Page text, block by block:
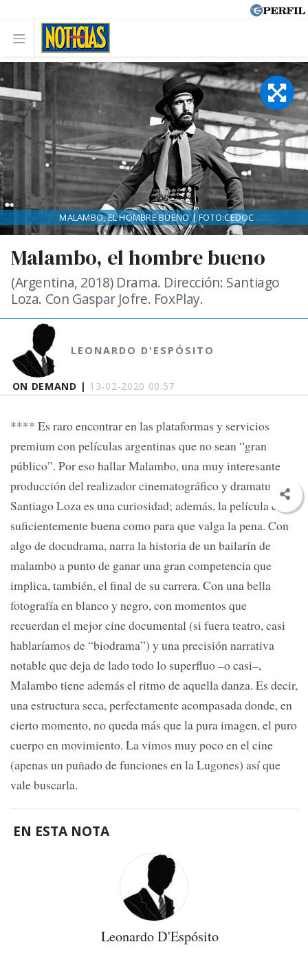
ON DEMAND | 13-02-2020 00:57
Malambo, el hombre bueno
(Argentina, 2018) Drama. Dirección: Santiago
Loza. Con Gaspar Jofre. FoxPlay.
LEONARDO D'ESPÓSITO
MALAMBO, EL HOMBRE BUENO | FOTO:CEDOC
**** Es raro encontrar en las plataformas y servicios
premium con películas argentinas que no sean “gran
público”. Por eso hallar Malambo, una muy interesante
producción del realizador cinematográfico y dramaturgo
Santiago Loza es una curiosidad; además, la película es lo
suficientemente buena como para que valga la pena. Con
algo de docudrama, narra la historia de un bailarín de
malambo a punto de ganar una gran competencia que
implica, también, el final de su carrera. Con una bella
fotografía en blanco y negro, con momentos que
recuerdan el mejor cine documental (si fuera teatro, casi
hablaríamos de “biodrama”) y una precisión narrativa
notable que deja de lado todo lo superfluo –o casi–,
Malambo tiene además el ritmo de aquella danza. Es decir,
una estructura seca, perfectamente acompasada donde, en
cierto momento, no queda más que la pura imagen, el puro
cuerpo en movimiento. La vimos muy poco en el cine
(apenas un puñado de funciones en la Lugones) así que
vale buscarla.
EN ESTA NOTA
Leonardo D'Espósito